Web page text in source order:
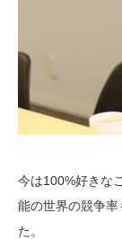
今は100%好きな
能の世界の競争
た。